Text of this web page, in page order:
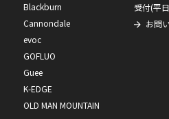
Blackburn
Cannondale
evoc
GOFLUO
Guee
K-EDGE
OLD MAN MOUNTAIN
受付(平
お問